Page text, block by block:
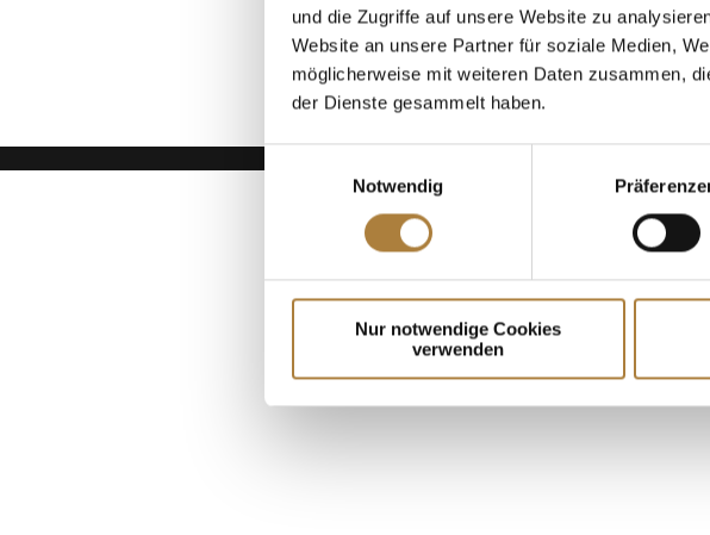
und die Zugriffe auf unsere Website zu
Website an unsere Partner für soziale Medien,
möglicherweise mit weiteren Daten zusammen,
der Dienste gesammelt haben.
Notwendig
Nur notwendige Cookies
verwenden